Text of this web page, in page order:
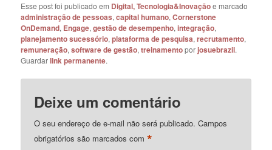
Esse post foi publicado em Digital, Tecnologia&Inovaçãoe marcado
administração de pessoas,capital humano,Cornerstone
OnDemand, Engage,gestão de desempenho,integração,
planejamento sucessório,plataforma de pesquisa,recrutamento,
remuneração,software de gestão,treinamentoporjosuebrazil.
Guardarlink permanente.
Deixe um comentário
O seu endereço de e-mail não será publicado. Campos
obrigatórios são marcados com*